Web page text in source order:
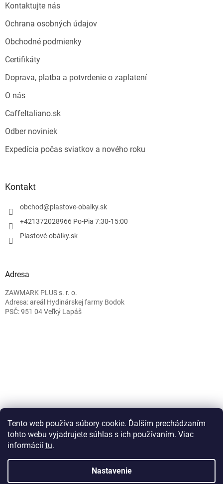
Tento web používa súbory cookie. Ďalším prechádzaním
tohto webu vyjadrujete súhlas s ich používaním. Viac
informácií tu.
Nastavenie
Kontaktujte nás
Ochrana osobných údajov
Obchodné podmienky
Certifikáty
Doprava, platba a potvrdenie o zaplatení
O nás
CaffeItaliano.sk
Odber noviniek
Expedícia počas sviatkov a nového roku
Kontakt
obchod@plastove-obalky.sk
+421372028966 Po-Pia 7:30-15:00
Plastové-obálky.sk
Adresa
ZAWMARK PLUS s. r. o.
Adresa: areál Hydinárskej farmy Bodok
PSČ: 951 04 Veľký Lapáš
Vytvoril Shoptet